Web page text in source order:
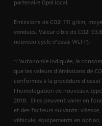
partenaire Opel local.
Emissions de CO2: 111 g/km,
vendues. Valeur cible de CO2:
nouveau cycle d’essai WLTP).
*L’autonomie indiquée, la
que les valeurs d’émissions de
conformes à la procédure
l’homologation de nouveaux
2018. Elles peuvent varier en
et des facteurs suivants:
véhicule, équipements en